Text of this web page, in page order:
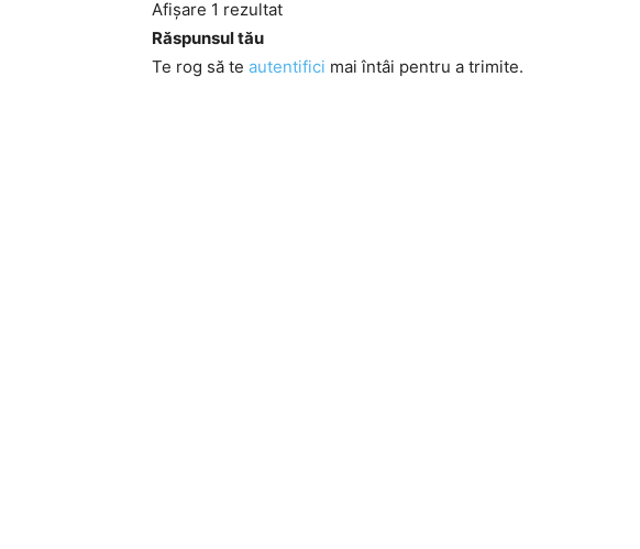
Afișare 1 rezultat
Răspunsul tău
Te rog să te autentifici mai întâi pentru a trimite.